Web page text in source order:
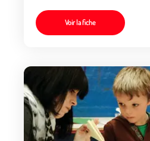
Voir la fiche